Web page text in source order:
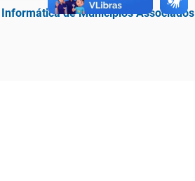
de Municípios Associados